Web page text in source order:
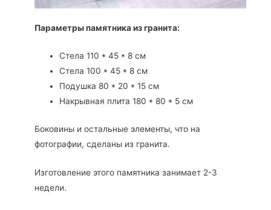
Параметры памятника из гранита:
Стела 110 * 45 * 8 см
Стела 100 * 45 * 8 см
Подушка 80 * 20 * 15 см
Накрывная плита 180 * 80 * 5 см
Боковины и остальные элементы, что на
фотографии, сделаны из гранита.
Изготовление этого памятника занимает 2-3
недели.